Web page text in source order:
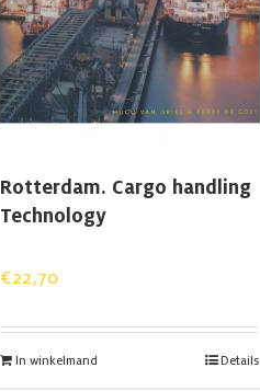
Rotterdam. Cargo handling
Technology
€22,70
In winkelmand Details